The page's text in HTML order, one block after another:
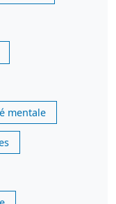
mentale